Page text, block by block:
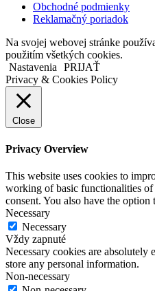
Obchodné podmienky
Reklamačný poriadok
Na svojej webovej stránke
použitím všetkých cookies.
Nastavenia
PRIJAŤ
Privacy & Cookies Policy
Close
Privacy Overview
This website uses cookies to
working of basic functionalities of
consent. You also have the
Necessary
Necessary
Vždy zapnuté
Necessary cookies are
store any personal information.
Non-necessary